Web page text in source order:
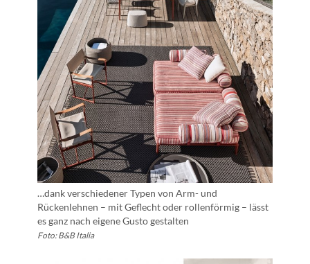
…dank verschiedener Typen von Arm- und
Rückenlehnen – mit Geflecht oder rollenförmig – lässt
es ganz nach eigene Gusto gestalten
Foto: B&B Italia